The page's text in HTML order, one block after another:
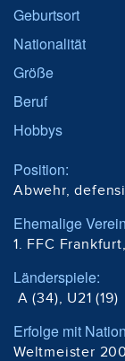
Geburtsort
Nationalität
Größe
Beruf
Hobbys
Position:
Abwehr,
Ehemalige
1. FFC
Länderspiele:
A (34), U21 (19)
Erfolge mit
Weltmeister